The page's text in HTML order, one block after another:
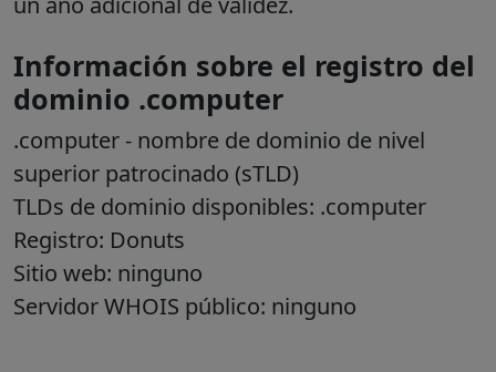
Información sobre el registro del
dominio .computer
.computer - nombre de dominio de nivel
superior patrocinado (sTLD)
TLDs de dominio disponibles: .computer
Registro: Donuts
Sitio web: ninguno
Servidor WHOIS público: ninguno